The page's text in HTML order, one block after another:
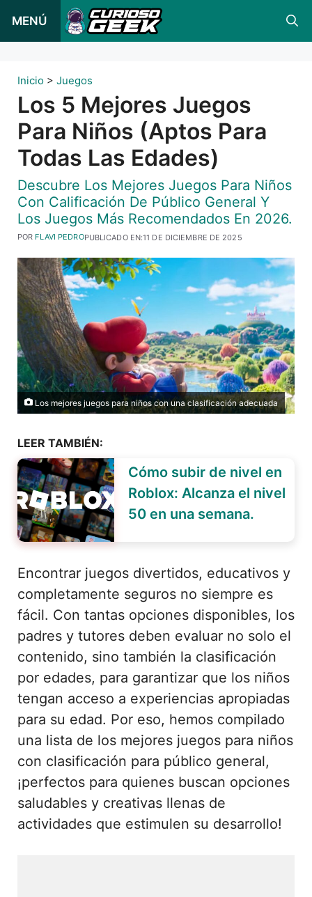
MENÚ
Inicio > Juegos
Los 5 Mejores Juegos
Para Niños (aptos Para
Todas Las Edades)
Descubre Los Mejores Juegos Para Niños
Con Calificación De Público General Y
Los Juegos Más Recomendados En 2026.
PUBLICADO EN:11 DE DICIEMBRE DE 2025
POR FLAVI PEDRO
Los mejores juegos para niños con una clasificación adecuada
LEER TAMBIÉN:
Cómo subir de nivel en
Roblox: Alcanza el nivel
50 en una semana.
Encontrar juegos divertidos, educativos y
completamente seguros no siempre es
fácil. Con tantas opciones disponibles, los
padres y tutores deben evaluar no solo el
contenido, sino también la clasificación
por edades, para garantizar que los niños
tengan acceso a experiencias apropiadas
para su edad. Por eso, hemos compilado
una lista de los mejores juegos para niños
con clasificación para público general,
¡perfectos para quienes buscan opciones
saludables y creativas llenas de
actividades que estimulen su desarrollo!